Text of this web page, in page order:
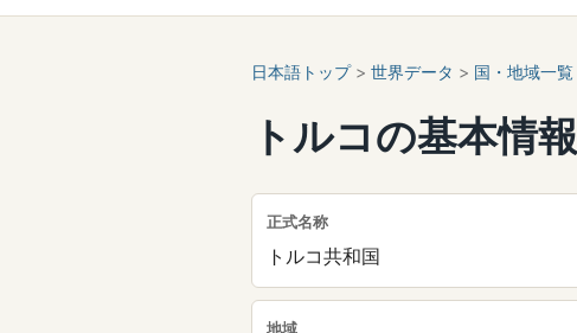
日本語トップ> 世界データ > 国・地域一覧
トルコの基本情報
正式名称
トルコ共和国
地域